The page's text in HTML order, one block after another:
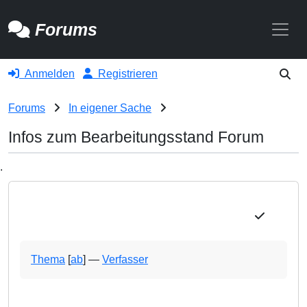
Forums
Anmelden Registrieren
Forums In eigener Sache
Infos zum Bearbeitungsstand Forum
.
Thema [ab] — Verfasser